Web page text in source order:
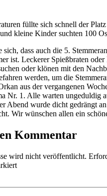
füllte sich schnell der
kleine Kinder suchten 100
sich, dass auch die 5.
ist. Leckerer Spießbraten
oder klönen mit den
werden, um die
aus der vergangenen
Nr. 1. Alle warten ungeduldig
Abend wurde dicht gedrängt
Wir wünschen allen ein
Kommentar
wird nicht veröffentlicht.